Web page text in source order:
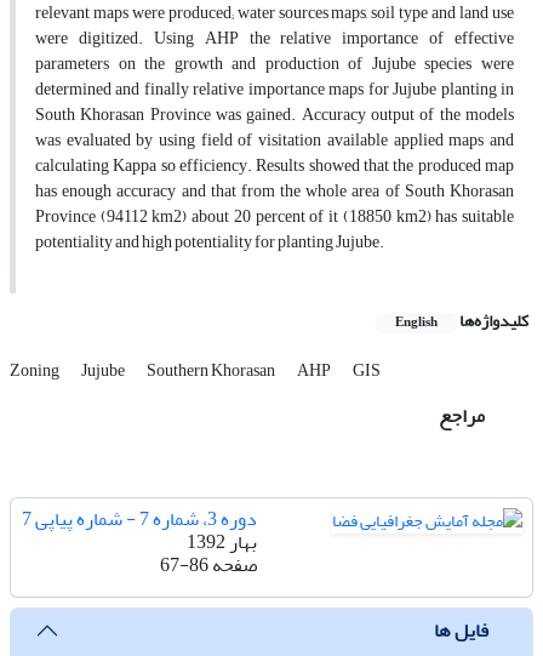
relevant maps were produced; water sources maps, soil type and land use
were digitized. Using AHP the relative importance of effective
parameters on the growth and production of Jujube species were
determined and finally relative importance maps for Jujube planting in
South Khorasan Province was gained. Accuracy output of the models
was evaluated by using field of visitation available applied maps and
calculating Kappa so efficiency. Results showed that the produced map
has enough accuracy and that from the whole area of South Khorasan
Province (94112 km2) about 20 percent of it (18850 km2) has suitable
potentiality and high potentiality for planting Jujube.
کلیدواژه‌ها English
Zoning Jujube Southern Khorasan AHP GIS
مراجع
دوره 3، شماره 7 - شماره پیاپی 7
بهار 1392
صفحه67-86
فایل ها